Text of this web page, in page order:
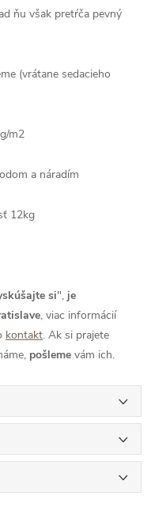
ňu však pretŕča pevný
(vrátane sedacieho
m2
a náradím
12kg
si", je
, viac informácií
kontakt. Ak si prajete
pošleme vám ich.